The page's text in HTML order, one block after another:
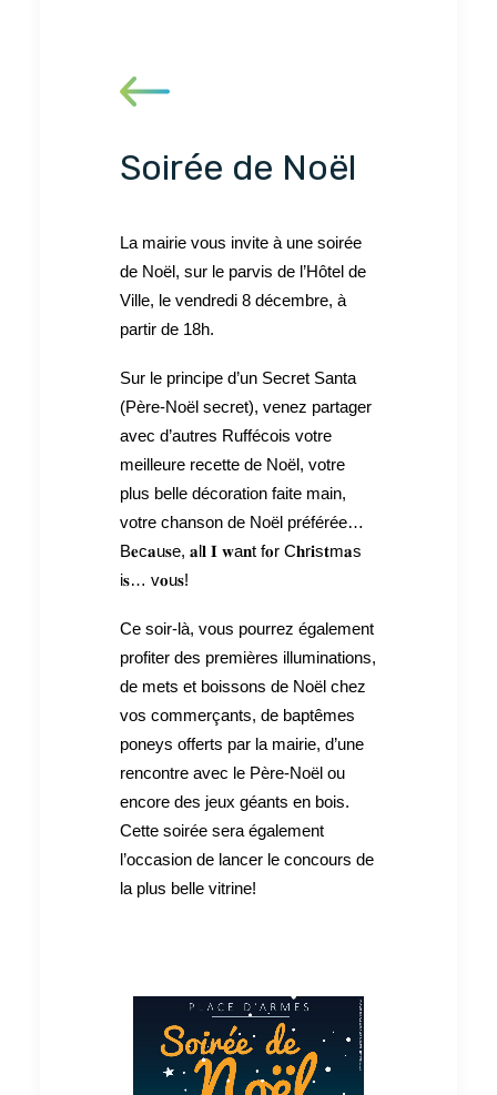
Soirée de Noël
La mairie vous invite à une soirée
de Noël, sur le parvis de l’Hôtel de
Ville, le vendredi 8 décembre, à
partir de 18h.
Sur le principe d’un Secret Santa
(Père-Noël secret), venez partager
avec d’autres Ruffécois votre
meilleure recette de Noël, votre
plus belle décoration faite main,
votre chanson de Noël préférée…
B𝐞c𝐚u𝐬e, 𝐚l𝐥 𝐈 𝐰a𝐧t f𝐨r C𝐡r𝐢s𝐭m𝐚s
i𝐬… v𝐨u𝐬!
Ce soir-là, vous pourrez également
profiter des premières illuminations,
de mets et boissons de Noël chez
vos commerçants, de baptêmes
poneys offerts par la mairie, d’une
rencontre avec le Père-Noël ou
encore des jeux géants en bois.
Cette soirée sera également
l’occasion de lancer le concours de
la plus belle vitrine!